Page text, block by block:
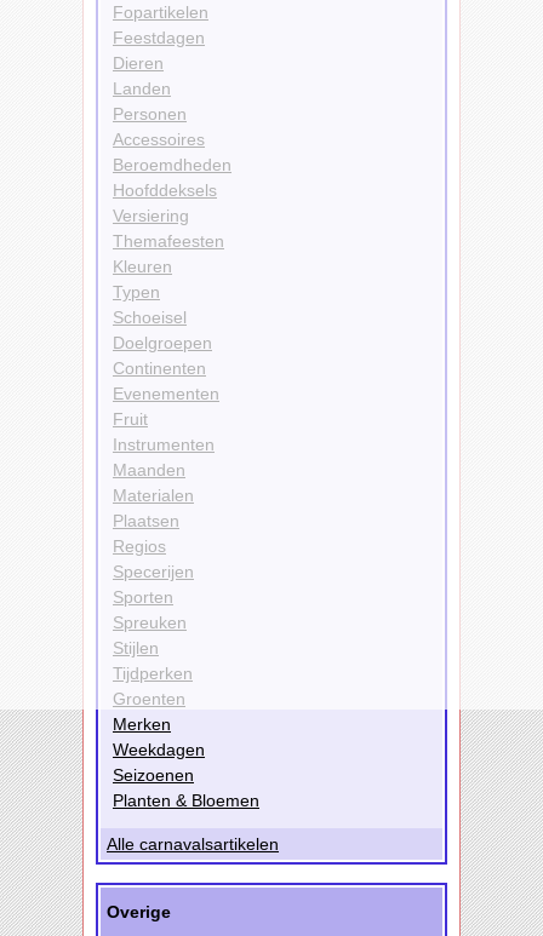
Fopartikelen
Feestdagen
Dieren
Landen
Personen
Accessoires
Beroemdheden
Hoofddeksels
Versiering
Themafeesten
Kleuren
Typen
Schoeisel
Doelgroepen
Continenten
Evenementen
Fruit
Instrumenten
Maanden
Materialen
Plaatsen
Regios
Specerijen
Sporten
Spreuken
Stijlen
Tijdperken
Groenten
Merken
Weekdagen
Seizoenen
Planten & Bloemen
Alle carnavalsartikelen
Overige